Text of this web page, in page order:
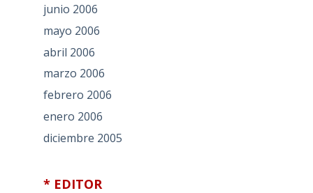
junio 2006
mayo 2006
abril 2006
marzo 2006
febrero 2006
enero 2006
diciembre 2005
* EDITOR